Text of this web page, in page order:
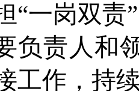
“一岗双责
负责人和
工作，持